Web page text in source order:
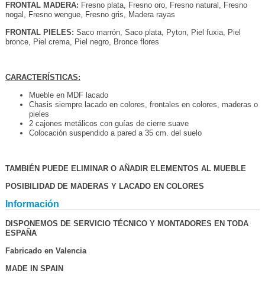
FRONTAL MADERA: Fresno plata, Fresno oro, Fresno natural, Fresno
nogal, Fresno wengue, Fresno gris, Madera rayas
FRONTAL PIELES: Saco marrón, Saco plata, Pyton, Piel fuxia, Piel
bronce, Piel crema, Piel negro, Bronce flores
CARACTERÍSTICAS:
Mueble en MDF lacado
Chasis siempre lacado en colores, frontales en colores, maderas o
pieles
2 cajones metálicos con guías de cierre suave
Colocación suspendido a pared a 35 cm. del suelo
TAMBIÉN PUEDE ELIMINAR O AÑADIR ELEMENTOS AL MUEBLE
POSIBILIDAD DE MADERAS Y LACADO EN COLORES
Información
DISPONEMOS DE SERVICIO TÉCNICO Y MONTADORES EN TODA
ESPAÑA
Fabricado en Valencia
MADE IN SPAIN